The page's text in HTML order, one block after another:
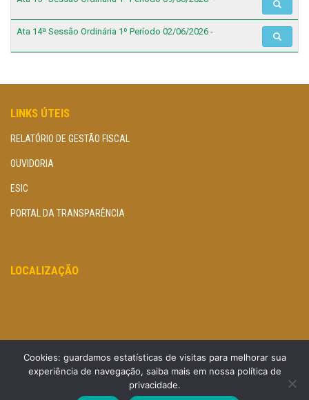
Ata 14ª Sessão Ordinária 1º Período 02/06/2026 -
LINKS ÚTEIS
RELATÓRIO DE GESTÃO FISCAL
OUVIDORIA
ESIC
PORTAL DA TRANSPARÊNCIA
LOCALIZAÇÃO
Cookies: guardamos estatísticas de visitas para melhorar sua
experiência de navegação, saiba mais em nossa política de
privacidade.